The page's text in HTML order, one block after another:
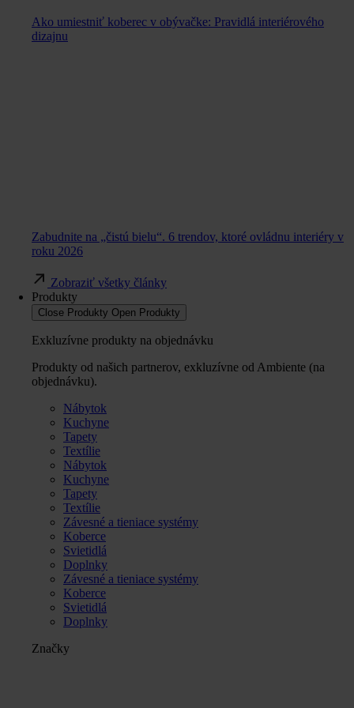
Ako umiestniť koberec v obývačke: Pravidlá interiérového
dizajnu
Zabudnite na „čistú bielu“. 6 trendov, ktoré ovládnu interiéry v
roku 2026
Zobraziť všetky články
Produkty
Close Produkty Open Produkty
Exkluzívne produkty na objednávku
Produkty od našich partnerov, exkluzívne od Ambiente (na
objednávku).
Nábytok
Kuchyne
Tapety
Textílie
Nábytok
Kuchyne
Tapety
Textílie
Závesné a tieniace systémy
Koberce
Svietidlá
Doplnky
Závesné a tieniace systémy
Koberce
Svietidlá
Doplnky
Značky